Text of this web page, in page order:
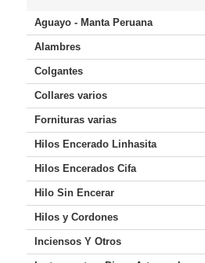
Aguayo - Manta Peruana
Alambres
Colgantes
Collares varios
Fornituras varias
Hilos Encerado Linhasita
Hilos Encerados Cifa
Hilo Sin Encerar
Hilos y Cordones
Inciensos Y Otros